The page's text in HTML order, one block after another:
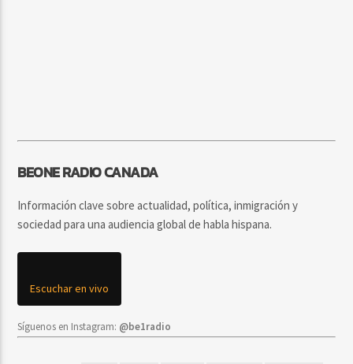
BEONE RADIO CANADA
Información clave sobre actualidad, política, inmigración y
sociedad para una audiencia global de habla hispana.
Escuchar en vivo
Síguenos en Instagram: @be1radio